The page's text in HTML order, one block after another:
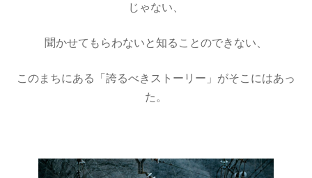
じゃない、
聞かせてもらわないと知ることのできない、
このまちにある「誇るべきストーリー」がそこにはあっ
た。